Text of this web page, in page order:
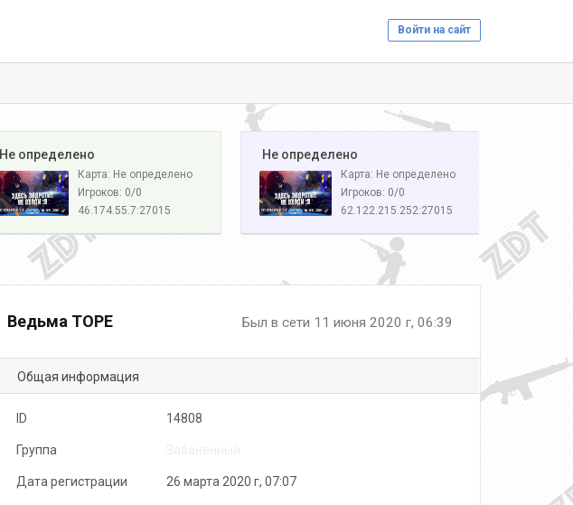
Войти на сайт
️ Не определено
Карта: Не определено
Игроков: 0/0
46.174.55.7:27015
️ Не определено
Карта: Не определено
Игроков: 0/0
62.122.215.252:27015
Ведьма ТОРЕ Был в сети 11 июня 2020 г, 06:39
Общая информация
ID 14808
Группа
Дата регистрации 26 марта 2020 г, 07:07